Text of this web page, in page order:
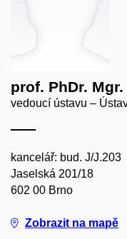
prof. PhDr.
vedoucí ústavu –
kancelář: bud. J/J.203
Jaselská 201/18
602 00 Brno
Zobrazit na mapě